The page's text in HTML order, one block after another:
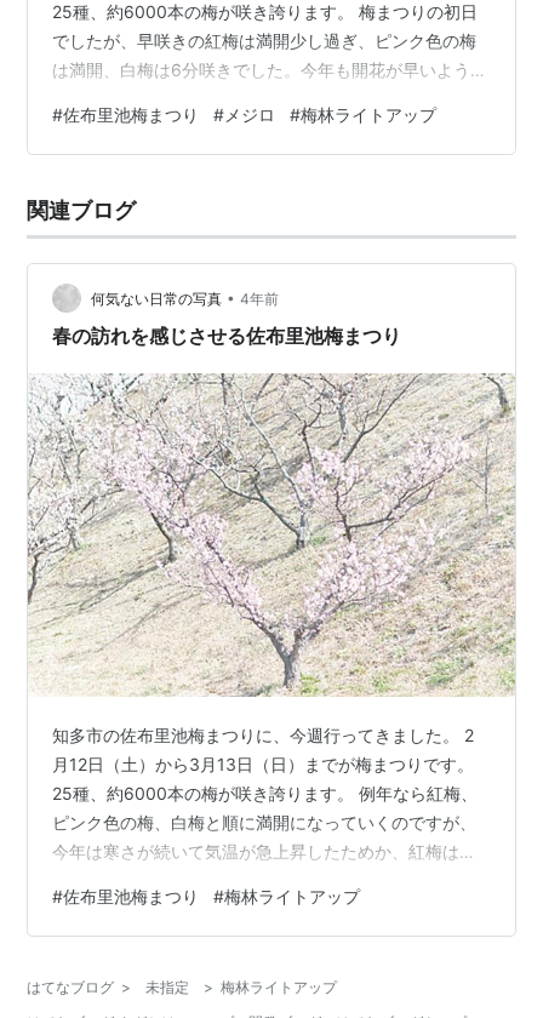
25種、約6000本の梅が咲き誇ります。 梅まつりの初日
でしたが、早咲きの紅梅は満開少し過ぎ、ピンク色の梅
は満開、白梅は6分咲きでした。今年も開花が早いようで
リュームのあるピンク色の梅が綺麗に咲いています。 K-
3+DA★50-135 2024/2 佐布里池 少し時間がたつと雲が
かい雰囲気が好きで、いつも撮ってしまいます（笑）。
K-3+DA★55 2024/2 佐布里池 私の望遠レンズ（…
#佐布里池梅まつり # メジロ #梅林ライトアップ
関連ブログ
何気ない日常の写真 • 4年前
春の訪れを感じさせる佐布里池梅まつり
知多市の佐布里池梅まつりに、今週行ってきました。 2
月12日（土）から3月13日（日）までが梅まつりです。
25種、約6000本の梅が咲き誇ります。 例年なら紅梅、
ピンク色の梅、白梅と順に満開になっていくのですが、
今年は寒さが続いて気温が急上昇したためか、紅梅は満
ほとんどの梅が観賞できました。 10年以上来ています
が、今までにない経験です。 春の斜光がふりそそぐピン
K-3+DA★55 2022/3 佐布里池 梅林ライトアップは、3月
#佐布里池梅まつり #梅林ライトアップ
はてなブログ > 未指定 > 梅林ライトアップ